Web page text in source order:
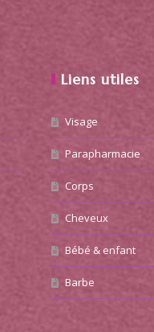
Liens utiles
Visage
Parapharmacie
Corps
Cheveux
Bébé & enfant
Barbe